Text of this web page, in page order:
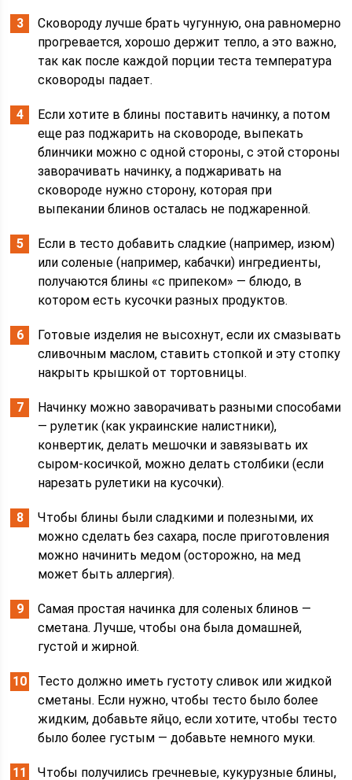
Сковороду лучше брать чугунную, она равномерно
прогревается, хорошо держит тепло, а это важно,
так как после каждой порции теста температура
сковороды падает.
Если хотите в блины поставить начинку, а потом
еще раз поджарить на сковороде, выпекать
блинчики можно с одной стороны, с этой стороны
заворачивать начинку, а поджаривать на
сковороде нужно сторону, которая при
выпекании блинов осталась не поджаренной.
Если в тесто добавить сладкие (например, изюм)
или соленые (например, кабачки) ингредиенты,
получаются блины «с припеком» — блюдо, в
котором есть кусочки разных продуктов.
Готовые изделия не высохнут, если их смазывать
сливочным маслом, ставить стопкой и эту стопку
накрыть крышкой от тортовницы.
Начинку можно заворачивать разными способами
— рулетик (как украинские налистники),
конвертик, делать мешочки и завязывать их
сыром-косичкой, можно делать столбики (если
нарезать рулетики на кусочки).
Чтобы блины были сладкими и полезными, их
можно сделать без сахара, после приготовления
можно начинить медом (осторожно, на мед
может быть аллергия).
Самая простая начинка для соленых блинов —
сметана. Лучше, чтобы она была домашней,
густой и жирной.
Тесто должно иметь густоту сливок или жидкой
сметаны. Если нужно, чтобы тесто было более
жидким, добавьте яйцо, если хотите, чтобы тесто
было более густым — добавьте немного муки.
Чтобы получились гречневые, кукурузные блины,